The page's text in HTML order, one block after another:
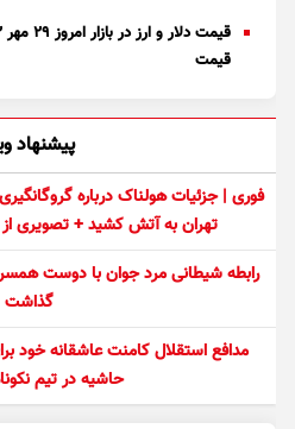
قیمت
پیشنهاد
فوری | جزئیات هولناک درباره
تهران به آتش کشید + تصویری
رابطه شیطانی مرد جوان با دوست
گذاشت
مدافع استقلال کامنت عاشقانه خود
حاشیه در تیم